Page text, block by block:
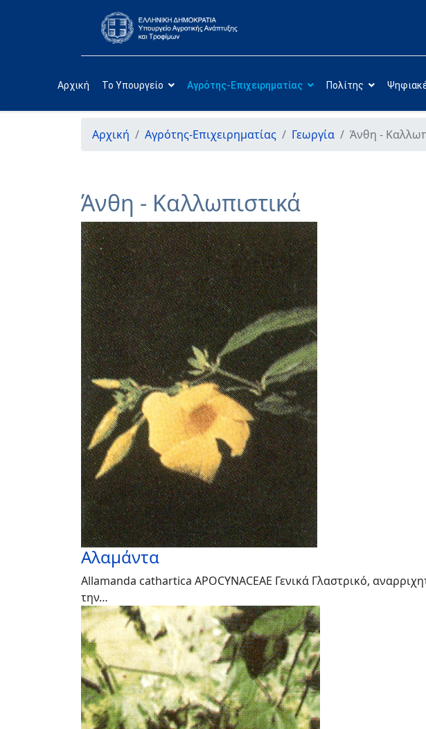
Αρχική Το Υπουργείο Αγρότης-Επιχειρηματίας Πολίτης
Αρχική Αγρότης-Επιχειρηματίας Γεωργία Άνθη -
Άνθη - Καλλωπιστικά
Αλαμάντα
Allamanda cathartica APOCYNACEAE Γενικά Γλαστρικό,
την…